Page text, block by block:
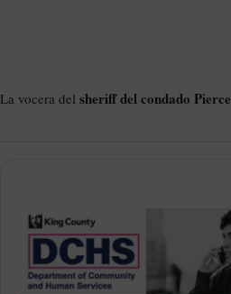
La vocera del sheriff del condado Pierce